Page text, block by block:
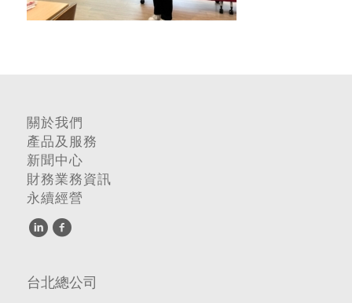
關於我們
產品及服務
新聞中心
財務業務資訊
永續經營
台北總公司